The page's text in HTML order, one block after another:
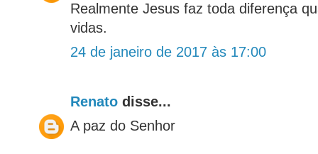
Realmente Jesus faz toda diferença
vidas.
24 de janeiro de 2017 às 17:00
Renato disse...
A paz do Senhor